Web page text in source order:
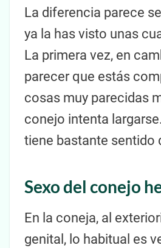
La diferencia parece
ya la has visto unas
La primera vez, en
parecer que estás
cosas muy parecidas
conejo intenta
tiene bastante sentido
Sexo del conejo
En la coneja, al
genital, lo habitual es